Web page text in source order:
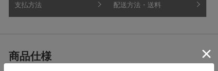
支払方法 配送方法・送料